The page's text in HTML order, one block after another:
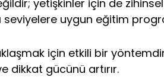
yetişkinler için de
uygun eğitim
için etkili bir
dikkat gücünü artırır.